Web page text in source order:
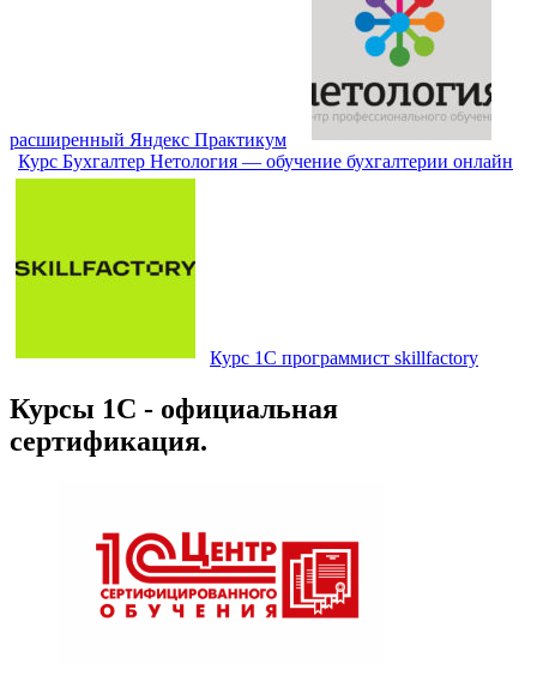
расширенный Яндекс Практикум
Курс Бухгалтер Нетология — обучение бухгалтерии онлайн
Курс 1С программист skillfactory
Курсы 1С - официальная
сертификация.